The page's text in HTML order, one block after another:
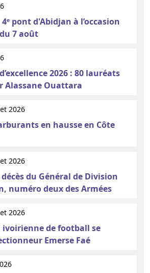
pont d'Abidjan à l’occasion
7 août
2026 : 80 lauréats
Alassane Ouattara
2026
en hausse en Côte
2026
décès du Général de Division
numéro deux des Armées
2026
ivoirienne de football se
Emerse Faé